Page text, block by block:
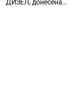
ДИЗЕЛ, донесена